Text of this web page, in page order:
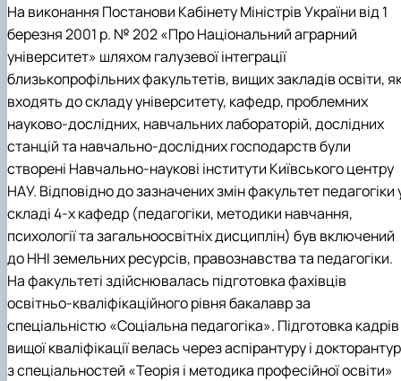
На виконання Постанови Кабінету Міністрів України від 1
березня 2001 р. № 202 «Про Національний аграрний
університет» шляхом галузевої інтеграції
близькопрофільних факультетів, вищих закладів освіти,
входять до складу університету, кафедр, проблемних
науково-дослідних, навчальних лабораторій, дослідних
станцій та навчально-дослідних господарств були
створені Навчально-наукові інститути Київського центру
НАУ. Відповідно до зазначених змін факультет педагогіки
складі 4-х кафедр (педагогіки, методики навчання,
психології та загальноосвітніх дисциплін) був включений
до ННІ земельних ресурсів, правознавства та педагогіки.
На факультеті здійснювалась підготовка фахівців
освітньо-кваліфікаційного рівня бакалавр за
спеціальністю «Соціальна педагогіка». Підготовка кадрів
вищої кваліфікації велась через аспірантуру і
з спеціальностей «Теорія і методика професійної освіти»